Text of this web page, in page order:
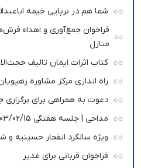
شما هم در برپایی خیمه
فراخوان جمع‌آوری و اهداء
منازل
کتاب اثرات ایمان تالیف
راه اندازی مرکز مشاوره
دعوت به همراهی برای
مداحی | جلسه هفتگی 1403/02/15 ، حاج علی اکبری
ویژه سالگرد انفجار حسینیه و
فراخوان قربانی برای غدیر